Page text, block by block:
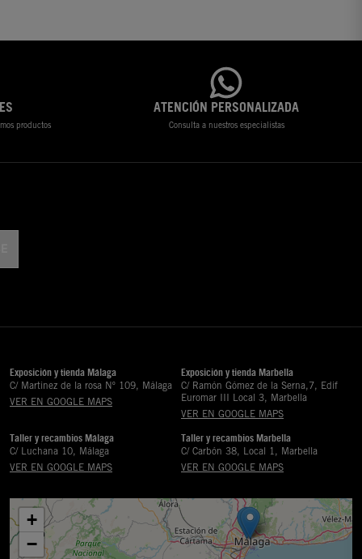
productos
ATENCIÓN PERSONALIZADA
Consulta a nuestros especialistas
Exposición y tienda Málaga
C/ Martinez de la rosa Nº 109, Málaga
VER EN GOOGLE MAPS
Exposición y tienda Marbella
C/ Ramón Gómez de la Serna,7, Edif
Euromar III Local 3, Marbella
VER EN GOOGLE MAPS
Taller y recambios Málaga
C/ Luchana 10, Málaga
VER EN GOOGLE MAPS
Taller y recambios Marbella
C/ Carbón 38, Local 1, Marbella
VER EN GOOGLE MAPS
+
−